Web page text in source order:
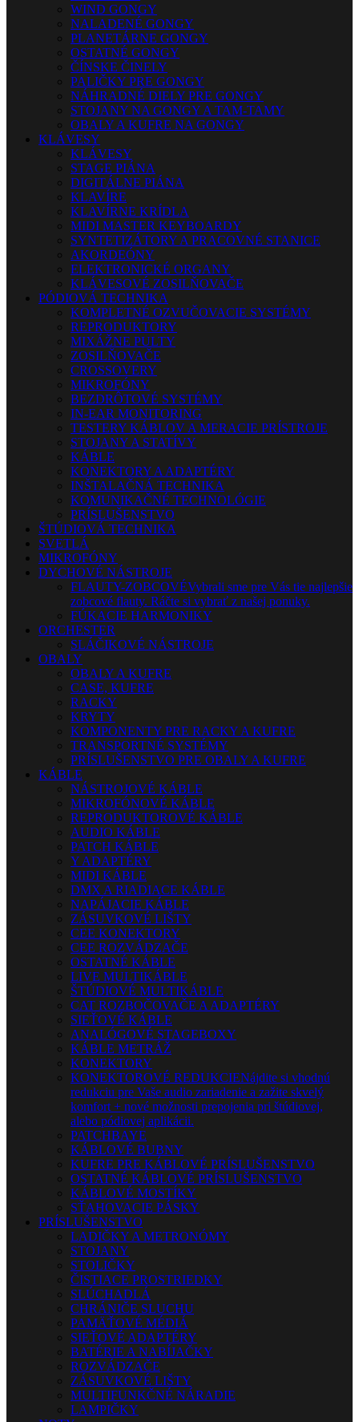
WIND GONGY
NALADENÉ GONGY
PLANETÁRNE GONGY
OSTATNÉ GONGY
ČÍNSKE ČINELY
PALIČKY PRE GONGY
NÁHRADNÉ DIELY PRE GONGY
STOJANY NA GONGY A TAM-TAMY
OBALY A KUFRE NA GONGY
KLÁVESY
KLÁVESY
STAGE PIÁNA
DIGITÁLNE PIÁNA
KLAVÍRE
KLAVÍRNE KRÍDLA
MIDI MASTER KEYBOARDY
SYNTETIZÁTORY A PRACOVNÉ STANICE
AKORDEÓNY
ELEKTRONICKÉ ORGANY
KLÁVESOVÉ ZOSILŇOVAČE
PÓDIOVÁ TECHNIKA
KOMPLETNÉ OZVUČOVACIE SYSTÉMY
REPRODUKTORY
MIXÁŽNE PULTY
ZOSILŇOVAČE
CROSSOVERY
MIKROFÓNY
BEZDRÔTOVÉ SYSTÉMY
IN-EAR MONITORING
TESTERY KÁBLOV A MERACIE PRÍSTROJE
STOJANY A STATÍVY
KÁBLE
KONEKTORY A ADAPTÉRY
INŠTALAČNÁ TECHNIKA
KOMUNIKAČNÉ TECHNOLÓGIE
PRÍSLUŠENSTVO
ŠTÚDIOVÁ TECHNIKA
SVETLÁ
MIKROFÓNY
DYCHOVÉ NÁSTROJE
FLAUTY-ZOBCOVÉVybrali sme pre Vás tie najlepšie
zobcové flauty. Ráčte si vybrať z našej ponuky.
FÚKACIE HARMONIKY
ORCHESTER
SLÁČIKOVÉ NÁSTROJE
OBALY
OBALY A KUFRE
CASE, KUFRE
RACKY
KRYTY
KOMPONENTY PRE RACKY A KUFRE
TRANSPORTNÉ SYSTÉMY
PRÍSLUŠENSTVO PRE OBALY A KUFRE
KÁBLE
NÁSTROJOVÉ KÁBLE
MIKROFÓNOVÉ KÁBLE
REPRODUKTOROVÉ KÁBLE
AUDIO KÁBLE
PATCH KÁBLE
Y ADAPTÉRY
MIDI KÁBLE
DMX A RIADIACE KÁBLE
NAPÁJACIE KÁBLE
ZÁSUVKOVÉ LIŠTY
CEE KONEKTORY
CEE ROZVÁDZAČE
OSTATNÉ KÁBLE
LIVE MULTIKÁBLE
ŠTÚDIOVÉ MULTIKÁBLE
CAT ROZBOČOVAČE A ADAPTÉRY
SIEŤOVÉ KÁBLE
ANALÓGOVÉ STAGEBOXY
KÁBLE METRÁŽ
KONEKTORY
KONEKTOROVÉ REDUKCIENájdite si vhodnú
redukciu pre Vaše audio zariadenie a zažite skvelý
komfort + nové možnosti prepojenia pri štúdiovej,
alebo pódiovej aplikácii.
PATCHBAYE
KÁBLOVÉ BUBNY
KUFRE PRE KÁBLOVÉ PRÍSLUŠENSTVO
OSTATNÉ KÁBLOVÉ PRÍSLUŠENSTVO
KÁBLOVÉ MOSTÍKY
SŤAHOVACIE PÁSKY
PRÍSLUŠENSTVO
LADIČKY A METRONÓMY
STOJANY
STOLIČKY
ČISTIACE PROSTRIEDKY
SLÚCHADLÁ
CHRÁNIČE SLUCHU
PAMÄŤOVÉ MÉDIÁ
SIEŤOVÉ ADAPTÉRY
BATÉRIE A NABÍJAČKY
ROZVÁDZAČE
ZÁSUVKOVÉ LIŠTY
MULTIFUNKČNÉ NÁRADIE
LAMPIČKY